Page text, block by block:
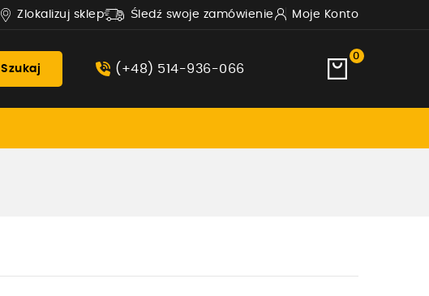
Zlokalizuj sklep Śledź swoje zamówienie Moje Konto
Szukaj (+48) 514-936-066
0